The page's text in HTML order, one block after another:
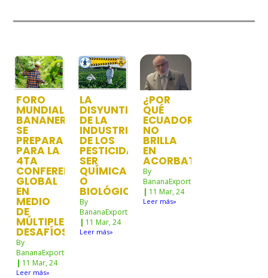
FORO
MUNDIAL
BANANERO
SE
PREPARA
PARA LA
4TA
CONFERENCIA
GLOBAL
EN
MEDIO
DE
MÚLTIPLES
DESAFÍOS
By
BananaExportNw
| 11 Mar, 24
Leer más»
LA
DISYUNTIVA
DE LA
INDUSTRIA
DE LOS
PESTICIDAS:
SER
QUÍMICA
O
BIOLÓGICA
By
BananaExportNw
| 11 Mar, 24
Leer más»
¿POR
QUÉ
ECUADOR
NO
BRILLA
EN
ACORBAT?
By
BananaExportNw
| 11 Mar, 24
Leer más»